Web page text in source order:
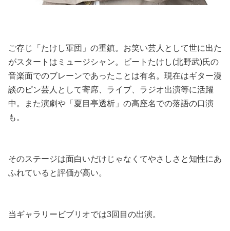
ご存じ「たけし軍団」の重鎮。お笑い芸人として世に出た
がスタートはミュージシャン。ビートたけし(北野武)氏の
音楽面でのブレーンであったことは有名。現在はギター漫
談のピン芸人として寄席、ライブ、ラジオ出演等に活躍
中。また演劇や「夏目亭透析」の高座名での落語の口演
も。
そのステージは面白いだけじゃなくてやさしさと知性にあ
ふれていると評価が高い。
当ギャラリービブリオでは3回目の出演。